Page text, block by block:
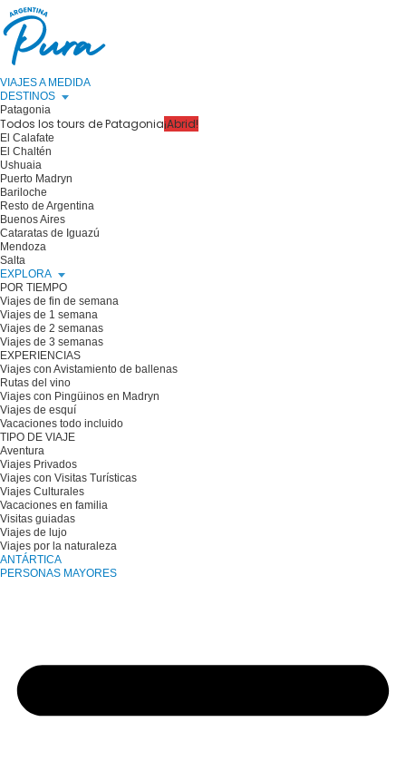
VIAJES A MEDIDA
DESTINOS
Patagonia
Todos los tours de Patagonia¡Abrid!
El Calafate
El Chaltén
Ushuaia
Puerto Madryn
Bariloche
Resto de Argentina
Buenos Aires
Cataratas de Iguazú
Mendoza
Salta
EXPLORA
POR TIEMPO
Viajes de fin de semana
Viajes de 1 semana
Viajes de 2 semanas
Viajes de 3 semanas
EXPERIENCIAS
Viajes con Avistamiento de ballenas
Rutas del vino
Viajes con Pingüinos en Madryn
Viajes de esquí
Vacaciones todo incluido
TIPO DE VIAJE
Aventura
Viajes Privados
Viajes con Visitas Turísticas
Viajes Culturales
Vacaciones en familia
Visitas guiadas
Viajes de lujo
Viajes por la naturaleza
ANTÁRTICA
PERSONAS MAYORES